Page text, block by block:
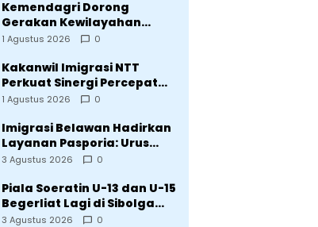
Kemendagri Dorong
Gerakan Kewilayahan
Lawan Tuberkulosis
1 Agustus 2026 0
Kakanwil Imigrasi NTT
Perkuat Sinergi Percepat
Pembentukan Kantor
1 Agustus 2026 0
Imigrasi Belawan Hadirkan
Layanan Pasporia: Urus
Paspor di Hari Libur
3 Agustus 2026 0
Piala Soeratin U-13 dan U-15
Begerliat Lagi di Sibolga
Setelah Stadion Horas
3 Agustus 2026 0